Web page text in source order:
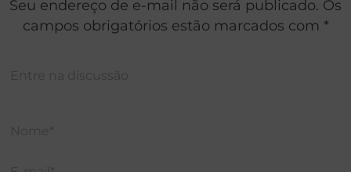
Seu endereço de e-mail não será publicado. Os
campos obrigatórios estão marcados com *